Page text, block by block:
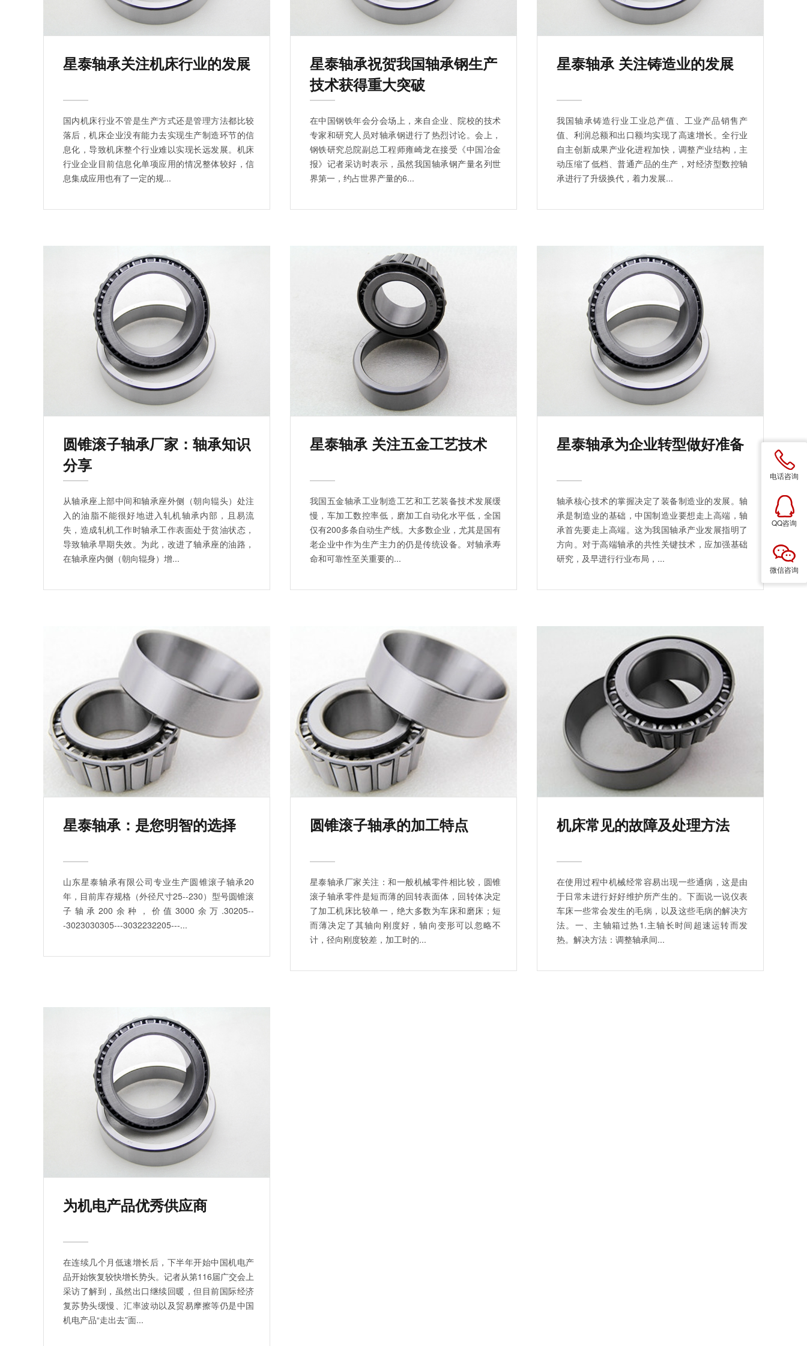
星泰轴承关注机床行业的发展
国内机床行业不管是生产方式还是管理方法都比较
落后，机床企业没有能力去实现生产制造环节的信
息化，导致机床整个行业难以实现长远发展。机床
行业企业目前信息化单项应用的情况整体较好，信
息集成应用也有了一定的规...
星泰轴承祝贺我国轴承钢生产
技术获得重大突破
在中国钢铁年会分会场上，来自企业、院校的技术
专家和研究人员对轴承钢进行了热烈讨论。会上，
钢铁研究总院副总工程师雍崎龙在接受《中国冶金
报》记者采访时表示，虽然我国轴承钢产量名列世
界第一，约占世界产量的6...
星泰轴承 关注铸造业的发展
我国轴承铸造行业工业总产值、工业产品销售产
值、利润总额和出口额均实现了高速增长。全行业
自主创新成果产业化进程加快，调整产业结构，主
动压缩了低档、普通产品的生产，对经济型数控轴
承进行了升级换代，着力发展...
圆锥滚子轴承厂家：轴承知识
分享
从轴承座上部中间和轴承座外侧（朝向辊头）处注
入的油脂不能很好地进入轧机轴承内部，且易流
失，造成轧机工作时轴承工作表面处于贫油状态，
导致轴承早期失效。为此，改进了轴承座的油路，
在轴承座内侧（朝向辊身）增...
星泰轴承 关注五金工艺技术
我国五金轴承工业制造工艺和工艺装备技术发展缓
慢，车加工数控率低，磨加工自动化水平低，全国
仅有200多条自动生产线。大多数企业，尤其是国有
老企业中作为生产主力的仍是传统设备。对轴承寿
命和可靠性至关重要的...
星泰轴承为企业转型做好准备
轴承核心技术的掌握决定了装备制造业的发展。轴
承是制造业的基础，中国制造业要想走上高端，轴
承首先要走上高端。这为我国轴承产业发展指明了
方向。对于高端轴承的共性关键技术，应加强基础
研究，及早进行行业布局，...
星泰轴承：是您明智的选择
山东星泰轴承有限公司专业生产圆锥滚子轴承20
年，目前库存规格（外径尺寸25--230）型号圆锥滚
子轴承200余种，价值3000余万.30205--
-3023030305---3032232205---...
圆锥滚子轴承的加工特点
星泰轴承厂家关注：和一般机械零件相比较，圆锥
滚子轴承零件是短而薄的回转表面体，回转体决定
了加工机床比较单一，绝大多数为车床和磨床；短
而薄决定了其轴向刚度好，轴向变形可以忽略不
计，径向刚度较差，加工时的...
机床常见的故障及处理方法
在使用过程中机械经常容易出现一些通病，这是由
于日常未进行好好维护所产生的。下面说一说仪表
车床一些常会发生的毛病，以及这些毛病的解决方
法。一、主轴箱过热1.主轴长时间超速运转而发
热。解决方法：调整轴承间...
为机电产品优秀供应商
在连续几个月低速增长后，下半年开始中国机电产
品开始恢复较快增长势头。记者从第116届广交会上
采访了解到，虽然出口继续回暖，但目前国际经济
复苏势头缓慢、汇率波动以及贸易摩擦等仍是中国
机电产品“走出去”面...
电话咨询
QQ咨询
微信咨询